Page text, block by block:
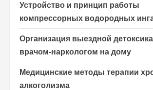
Устройство и принцип работы
компрессорных водородных
Организация выездной
врачом-наркологом на дому
Медицинские методы терапии
алкоголизма